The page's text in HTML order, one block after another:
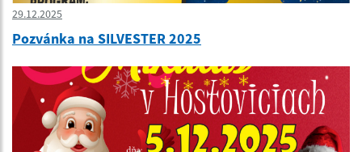
29.12.2025
Pozvánka na SILVESTER 2025